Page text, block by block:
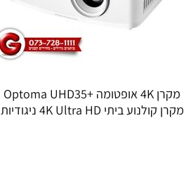
מקרן 4K אופטומה +Optoma UHD35
מקרן קולנוע ביתי 4K Ultra HD ניגודיות